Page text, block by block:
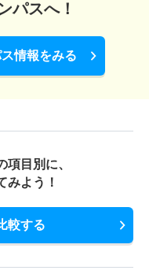
パスへ！
情報をみる
項目別に、
みよう！
較する